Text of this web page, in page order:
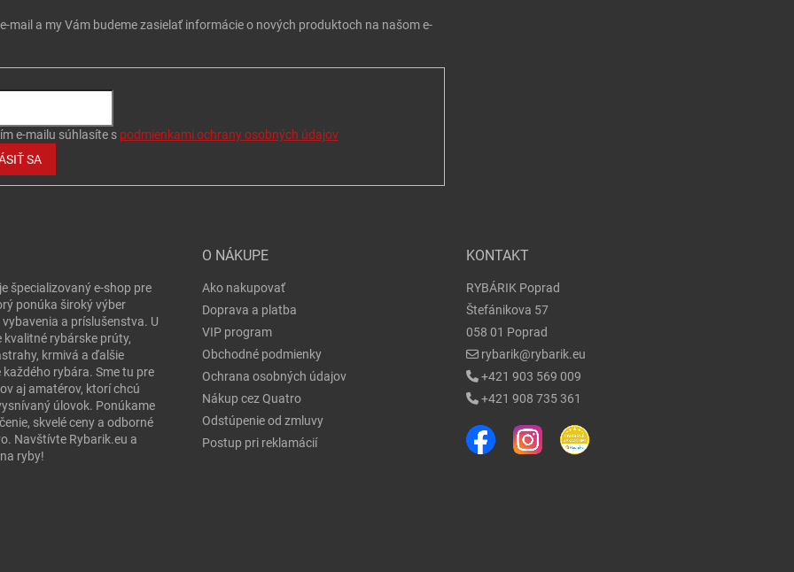
mail a my Vám budeme zasielať informácie o nových produktoch na našom e-
e-mailu súhlasíte s podmienkami ochrany osobných údajov
SA
špecializovaný e-shop pre
ponúka široký výber
a príslušenstva. U
kvalitné rybárske prúty,
krmivá a ďalšie
každého rybára. Sme tu pre
aj amatérov, ktorí chcú
úlovok. Ponúkame
skvelé ceny a odborné
Navštívte Rybarik.eu a
ryby!
O NÁKUPE
Ako nakupovať
Doprava a platba
VIP program
Obchodné podmienky
Ochrana osobných údajov
Nákup cez Quatro
Odstúpenie od zmluvy
Postup pri reklamácií
KONTAKT
RYBÁRIK Poprad
Štefánikova 57
058 01 Poprad
rybarik@rybarik.eu
+421 903 569 009
+421 908 735 361